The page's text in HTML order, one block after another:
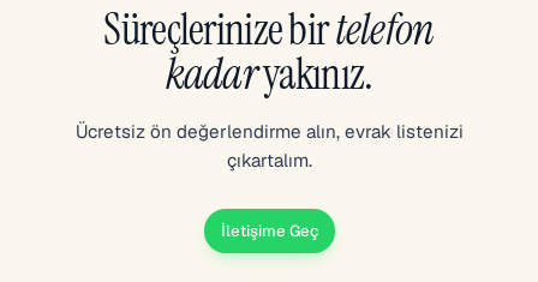
Süreçlerinize birtelefon
kadaryakınız.
Ücretsiz ön değerlendirme alın, evrak listenizi
çıkartalım.
İletişime Geç